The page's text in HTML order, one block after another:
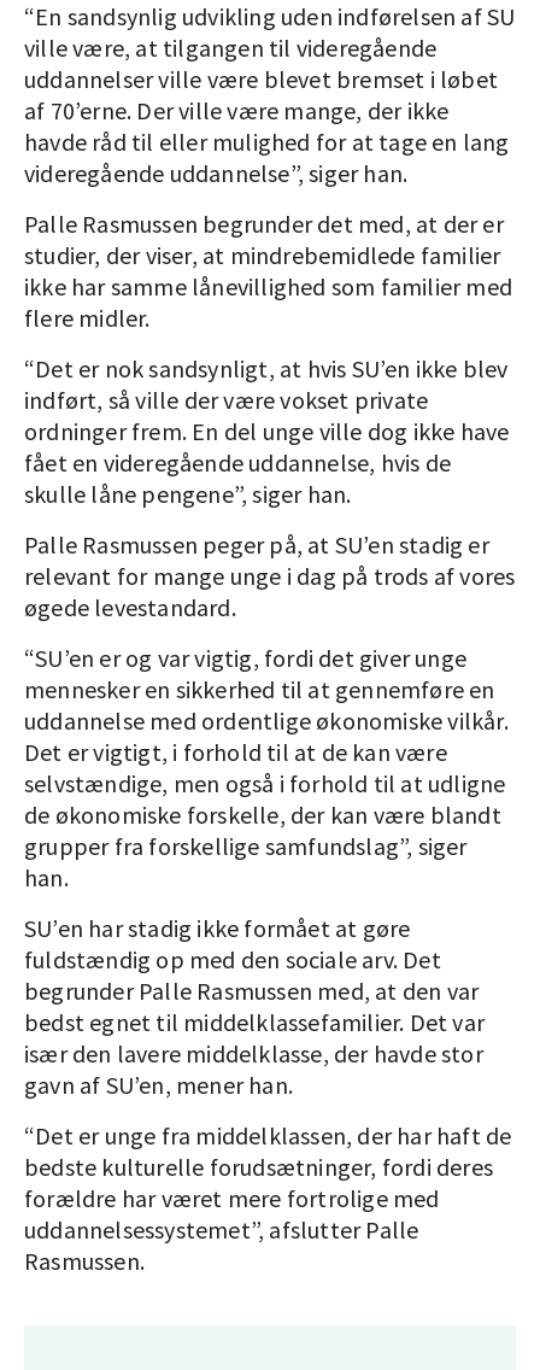
“En sandsynlig udvikling uden indførelsen af SU
ville være, at tilgangen til videregående
uddannelser ville være blevet bremset i løbet
af 70’erne. Der ville være mange, der ikke
havde råd til eller mulighed for at tage en lang
videregående uddannelse”, siger han.
Palle Rasmussen begrunder det med, at der er
studier, der viser, at mindrebemidlede familier
ikke har samme lånevillighed som familier med
flere midler.
“Det er nok sandsynligt, at hvis SU’en ikke blev
indført, så ville der være vokset private
ordninger frem. En del unge ville dog ikke have
fået en videregående uddannelse, hvis de
skulle låne pengene”, siger han.
Palle Rasmussen peger på, at SU’en stadig er
relevant for mange unge i dag på trods af vores
øgede levestandard.
“SU’en er og var vigtig, fordi det giver unge
mennesker en sikkerhed til at gennemføre en
uddannelse med ordentlige økonomiske vilkår.
Det er vigtigt, i forhold til at de kan være
selvstændige, men også i forhold til at udligne
de økonomiske forskelle, der kan være blandt
grupper fra forskellige samfundslag”, siger
han.
SU’en har stadig ikke formået at gøre
fuldstændig op med den sociale arv. Det
begrunder Palle Rasmussen med, at den var
bedst egnet til middelklassefamilier. Det var
især den lavere middelklasse, der havde stor
gavn af SU’en, mener han.
“Det er unge fra middelklassen, der har haft de
bedste kulturelle forudsætninger, fordi deres
forældre har været mere fortrolige med
uddannelsessystemet”, afslutter Palle
Rasmussen.